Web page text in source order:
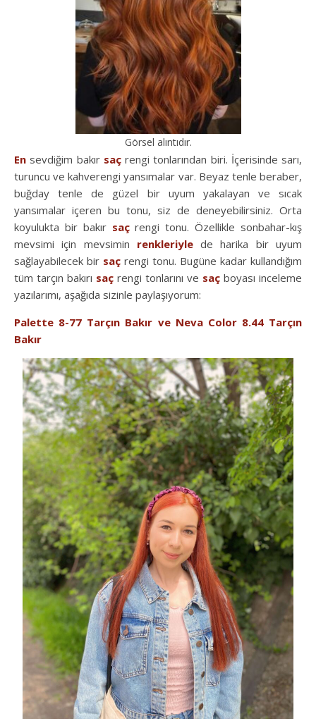
Görsel alıntıdır.
En sevdiğim bakır saçrengi tonlarından biri. İçerisinde sarı,
turuncu ve kahverengi yansımalar var. Beyaz tenle beraber,
buğday tenle de güzel bir uyum yakalayan ve sıcak
yansımalar içeren bu tonu, siz de deneyebilirsiniz. Orta
koyulukta bir bakır saçrengi tonu. Özellikle sonbahar-kış
mevsimi için mevsimin renkleriylede harika bir uyum
sağlayabilecek bir saç rengi tonu. Bugüne kadar kullandığım
tüm tarçın bakırı saç rengi tonlarını ve saç boyası inceleme
yazılarımı, aşağıda sizinle paylaşıyorum:
Palette 8-77 Tarçın Bakır ve Neva Color 8.44 Tarçın
Bakır